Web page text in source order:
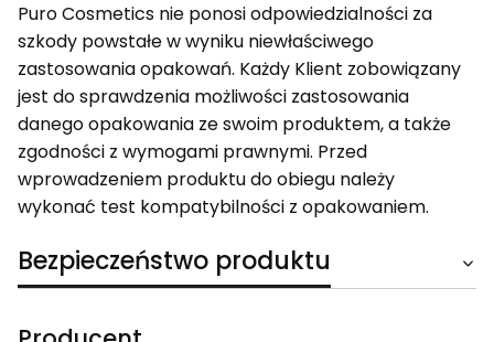
Puro Cosmetics nie ponosi odpowiedzialności za
szkody powstałe w wyniku niewłaściwego
zastosowania opakowań. Każdy Klient zobowiązany
jest do sprawdzenia możliwości zastosowania
danego opakowania ze swoim produktem, a także
zgodności z wymogami prawnymi. Przed
wprowadzeniem produktu do obiegu należy
wykonać test kompatybilności z opakowaniem.
Bezpieczeństwo produktu